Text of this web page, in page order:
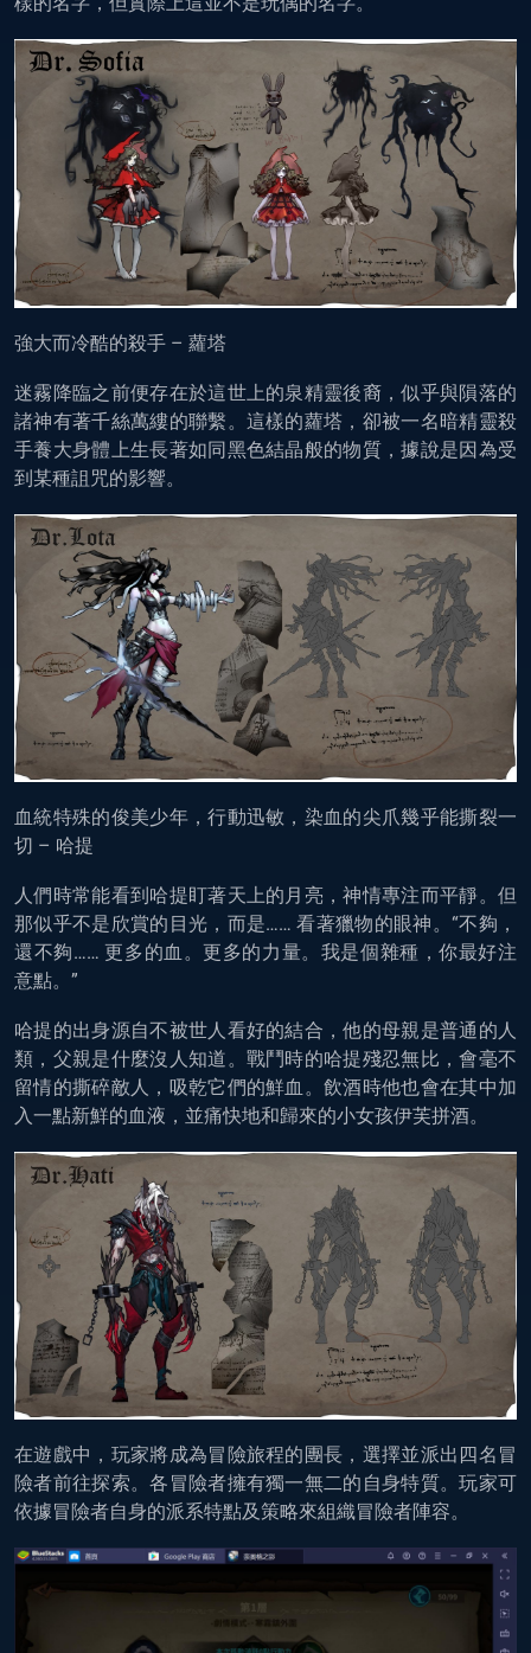
強大而冷酷的殺手 – 蘿塔
迷霧降臨之前便存在於這世上的泉精靈後裔，似乎與隕落的
諸神有著千絲萬縷的聯繫。這樣的蘿塔，卻被一名暗精靈殺
手養大身體上生長著如同黑色結晶般的物質，據說是因為受
到某種詛咒的影響。
血統特殊的俊美少年，行動迅敏，染血的尖爪幾乎能撕裂一
切 – 哈提
人們時常能看到哈提盯著天上的月亮，神情專注而平靜。但
那似乎不是欣賞的目光，而是…… 看著獵物的眼神。“不夠，
還不夠…… 更多的血。更多的力量。我是個雜種，你最好注
意點。”
哈提的出身源自不被世人看好的結合，他的母親是普通的人
類，父親是什麼沒人知道。戰鬥時的哈提殘忍無比，會毫不
留情的撕碎敵人，吸乾它們的鮮血。飲酒時他也會在其中加
入一點新鮮的血液，並痛快地和歸來的小女孩伊芙拼酒。
在遊戲中，玩家將成為冒險旅程的團長，選擇並派出四名冒
險者前往探索。各冒險者擁有獨一無二的自身特質。玩家可
依據冒險者自身的派系特點及策略來組織冒險者陣容。